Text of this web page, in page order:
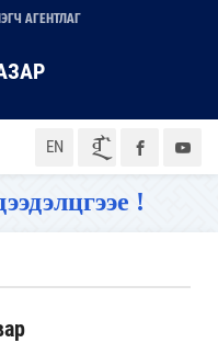
АГЕНТЛАГ
EN ᠮᠣᠨ
!